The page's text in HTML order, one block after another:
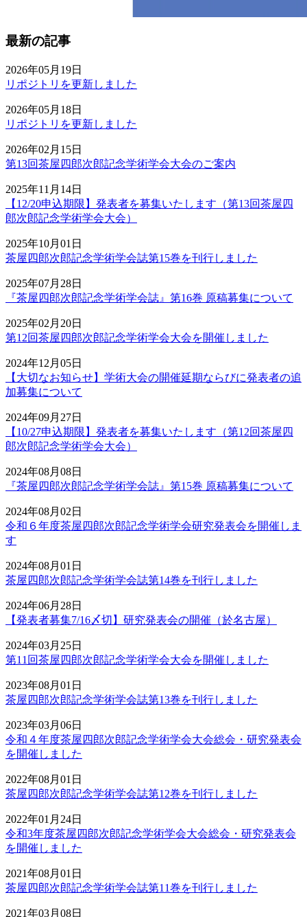
最新の記事
2026年05月19日
リポジトリを更新しました
2026年05月18日
リポジトリを更新しました
2026年02月15日
第13回茶屋四郎次郎記念学術学会大会のご案内
2025年11月14日
【12/20申込期限】発表者を募集いたします（第13回茶屋四
郎次郎記念学術学会大会）
2025年10月01日
茶屋四郎次郎記念学術学会誌第15巻を刊行しました
2025年07月28日
『茶屋四郎次郎記念学術学会誌』第16巻 原稿募集について
2025年02月20日
第12回茶屋四郎次郎記念学術学会大会を開催しました
2024年12月05日
【大切なお知らせ】学術大会の開催延期ならびに発表者の追
加募集について
2024年09月27日
【10/27申込期限】発表者を募集いたします（第12回茶屋四
郎次郎記念学術学会大会）
2024年08月08日
『茶屋四郎次郎記念学術学会誌』第15巻 原稿募集について
2024年08月02日
令和６年度茶屋四郎次郎記念学術学会研究発表会を開催しま
す
2024年08月01日
茶屋四郎次郎記念学術学会誌第14巻を刊行しました
2024年06月28日
【発表者募集7/16〆切】研究発表会の開催（於名古屋）
2024年03月25日
第11回茶屋四郎次郎記念学術学会大会を開催しました
2023年08月01日
茶屋四郎次郎記念学術学会誌第13巻を刊行しました
2023年03月06日
令和４年度茶屋四郎次郎記念学術学会大会総会・研究発表会
を開催しました
2022年08月01日
茶屋四郎次郎記念学術学会誌第12巻を刊行しました
2022年01月24日
令和3年度茶屋四郎次郎記念学術学会大会総会・研究発表会
を開催しました
2021年08月01日
茶屋四郎次郎記念学術学会誌第11巻を刊行しました
2021年03月08日